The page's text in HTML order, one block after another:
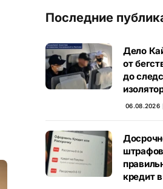
Последние
Дело
от
до
06.08.2026
кредит